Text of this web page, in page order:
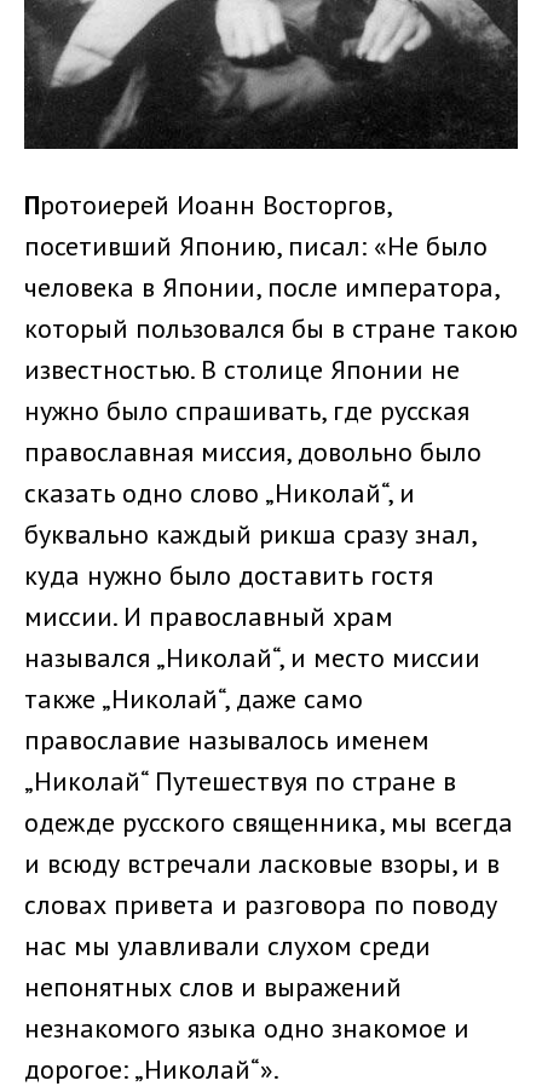
Протоиерей Иоанн Восторгов,
посетивший Японию, писал: «Не было
человека в Японии, после императора,
который пользовался бы в стране такою
известностью. В столице Японии не
нужно было спрашивать, где русская
православная миссия, довольно было
сказать одно слово „Николай“, и
буквально каждый рикша сразу знал,
куда нужно было доставить гостя
миссии. И православный храм
назывался „Николай“, и место миссии
также „Николай“, даже само
православие называлось именем
„Николай“ Путешествуя по стране в
одежде русского священника, мы всегда
и всюду встречали ласковые взоры, и в
словах привета и разговора по поводу
нас мы улавливали слухом среди
непонятных слов и выражений
незнакомого языка одно знакомое и
дорогое: „Николай“».